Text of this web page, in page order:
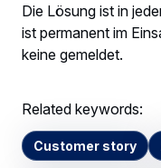
Die Lösung ist in
ist permanent im
keine gemeldet.
Related keywords:
Customer story